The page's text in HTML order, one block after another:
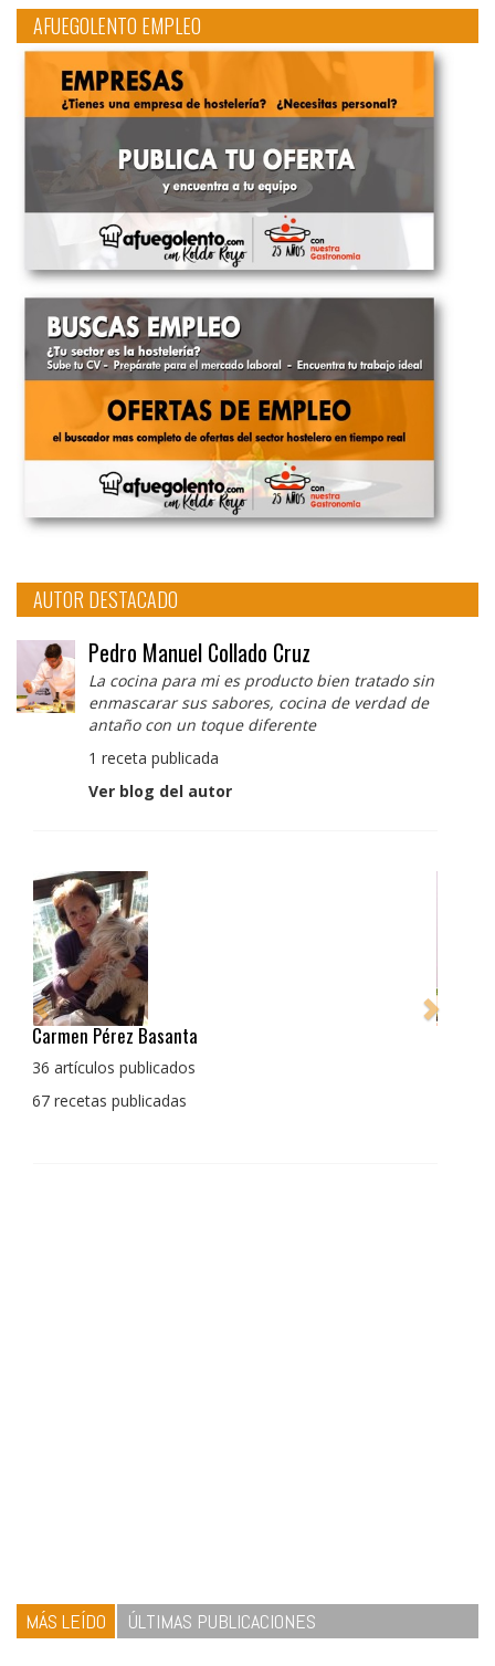
AFUEGOLENTO EMPLEO
AUTOR DESTACADO
Pedro Manuel Collado Cruz
La cocina para mi es producto bien tratado sin
enmascarar sus sabores, cocina de verdad de
antaño con un toque diferente
1 receta publicada
Ver blog del autor
Pedro Manuel Collado Cruz
La cocina para mi es producto bien tratado sin
con un toque diferente
MÁS LEÍDO ÚLTIMAS PUBLICACIONES